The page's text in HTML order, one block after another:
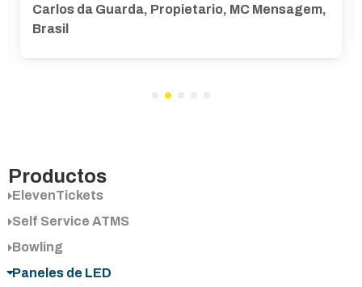
productos Imply® son fundamentales para
satisfacer con excelencia las demandas de nuestros
Carlos da Guarda, Propietario, MC Mensagem,
Brasil
Productos
ElevenTickets
Self Service ATMS
Bowling
Paneles de LED